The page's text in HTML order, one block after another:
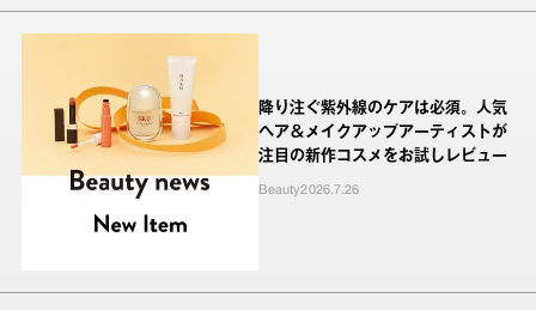
降り注ぐ紫外線のケアは必須。人気
ヘア＆メイクアップアーティストが
注目の新作コスメをお試しレビュー
Beauty2026.7.26